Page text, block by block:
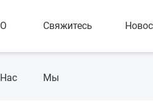
О
Нас
Свяжитесь
Мы